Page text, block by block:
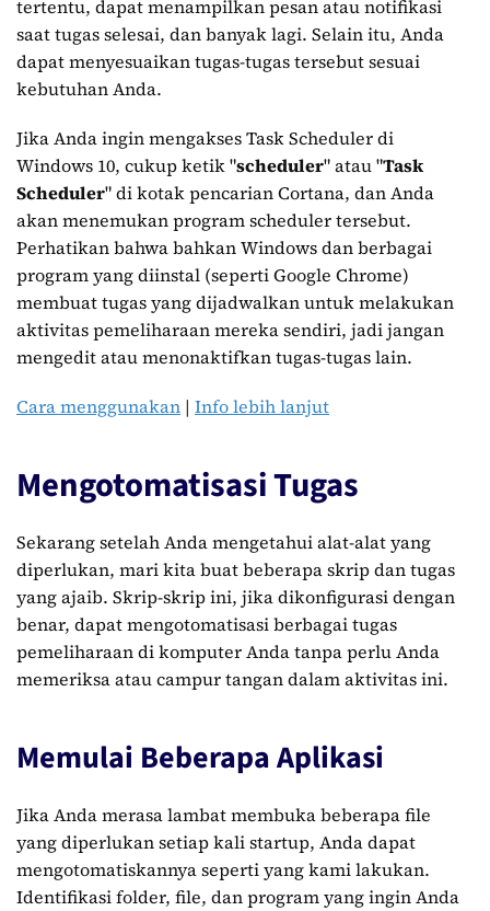
tertentu, dapat menampilkan pesan atau notifikasi
saat tugas selesai, dan banyak lagi. Selain itu, Anda
dapat menyesuaikan tugas-tugas tersebut sesuai
kebutuhan Anda.
Jika Anda ingin mengakses Task Scheduler di
Windows 10, cukup ketik "scheduler" atau "Task
Scheduler" di kotak pencarian Cortana, dan Anda
akan menemukan program scheduler tersebut.
Perhatikan bahwa bahkan Windows dan berbagai
program yang diinstal (seperti Google Chrome)
membuat tugas yang dijadwalkan untuk melakukan
aktivitas pemeliharaan mereka sendiri, jadi jangan
mengedit atau menonaktifkan tugas-tugas lain.
Cara menggunakan | Info lebih lanjut
Mengotomatisasi Tugas
Sekarang setelah Anda mengetahui alat-alat yang
diperlukan, mari kita buat beberapa skrip dan tugas
yang ajaib. Skrip-skrip ini, jika dikonfigurasi dengan
benar, dapat mengotomatisasi berbagai tugas
pemeliharaan di komputer Anda tanpa perlu Anda
memeriksa atau campur tangan dalam aktivitas ini.
Memulai Beberapa Aplikasi
Jika Anda merasa lambat membuka beberapa file
yang diperlukan setiap kali startup, Anda dapat
mengotomatiskannya seperti yang kami lakukan.
Identifikasi folder, file, dan program yang ingin Anda